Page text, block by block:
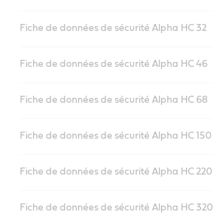
Fiche de données de sécurité Alpha HC 32
Fiche de données de sécurité Alpha HC 46
Fiche de données de sécurité Alpha HC 68
Fiche de données de sécurité Alpha HC 150
Fiche de données de sécurité Alpha HC 220
Fiche de données de sécurité Alpha HC 320